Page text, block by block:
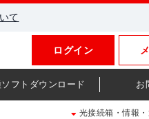
て
ログイン
フトダウンロード お
光接続箱・情報